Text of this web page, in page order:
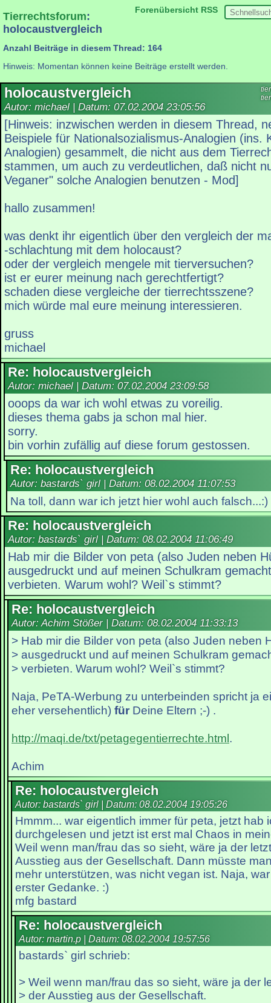
Forenübersicht RSS
Tierrechtsforum:
holocaustvergleich
Anzahl Beiträge in diesem Thread: 164
Hinweis: Momentan können keine Beiträge erstellt werden.
holocaustvergleich
Autor: michael | Datum: 07.02.2004 23:05:56
[Hinweis: inzwischen werden in diesem Thread,
Beispiele für Nationalsozialismus-Analogien (ins.
Analogien) gesammelt, die nicht aus dem
stammen, um auch zu verdeutlichen, daß nicht
Veganer" solche Analogien benutzen - Mod]
hallo zusammen!
was denkt ihr eigentlich über den vergleich der
-schlachtung mit dem holocaust?
oder der vergleich mengele mit tierversuchen?
ist er eurer meinung nach gerechtfertigt?
schaden diese vergleiche der tierrechtsszene?
mich würde mal eure meinung interessieren.
gruss
michael
Re: holocaustvergleich
Autor: michael | Datum: 07.02.2004 23:09:58
ooops da war ich wohl etwas zu voreilig.
dieses thema gabs ja schon mal hier.
sorry.
bin vorhin zufällig auf diese forum gestossen.
Re: holocaustvergleich
Autor: bastards` girl | Datum: 08.02.2004 11:07:53
Na toll, dann war ich jetzt hier wohl auch falsch...:)
Re: holocaustvergleich
Autor: bastards` girl | Datum: 08.02.2004 11:06:49
Hab mir die Bilder von peta (also Juden neben
ausgedruckt und auf meinen Schulkram
verbieten. Warum wohl? Weil`s stimmt?
Re: holocaustvergleich
Autor: Achim Stößer | Datum: 08.02.2004 11:33:13
> Hab mir die Bilder von peta (also Juden neben
> ausgedruckt und auf meinen Schulkram
> verbieten. Warum wohl? Weil`s stimmt?
Naja, PeTA-Werbung zu unterbeinden spricht ja
eher versehentlich) für Deine Eltern ;-) .
http://maqi.de/txt/petagegentierrechte.html.
Achim
Re: holocaustvergleich
Autor: bastards` girl | Datum: 08.02.2004 19:05:26
Hmmm... war eigentlich immer für peta, jetzt hab
durchgelesen und jetzt ist erst mal Chaos in
Weil wenn man/frau das so sieht, wäre ja der
Ausstieg aus der Gesellschaft. Dann müsste
mehr unterstützen, was nicht vegan ist. Naja,
erster Gedanke. :)
mfg bastard
Re: holocaustvergleich
Autor: martin.p | Datum: 08.02.2004 19:57:56
bastards` girl schrieb:
> Weil wenn man/frau das so sieht, wäre ja der
> der Ausstieg aus der Gesellschaft.